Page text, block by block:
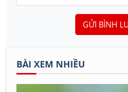
GỬI BÌNH
BÀI XEM NHIỀU